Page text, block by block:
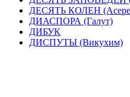
ДЕСЯТЬ КОЛЕН
ДИАСПОРА (Галут)
ДИБУК
ДИСПУТЫ (Викухим)